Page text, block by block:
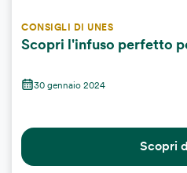
CONSIGLI DI UNES
Scopri l'infuso perfetto
30 gennaio 2024
Scopri